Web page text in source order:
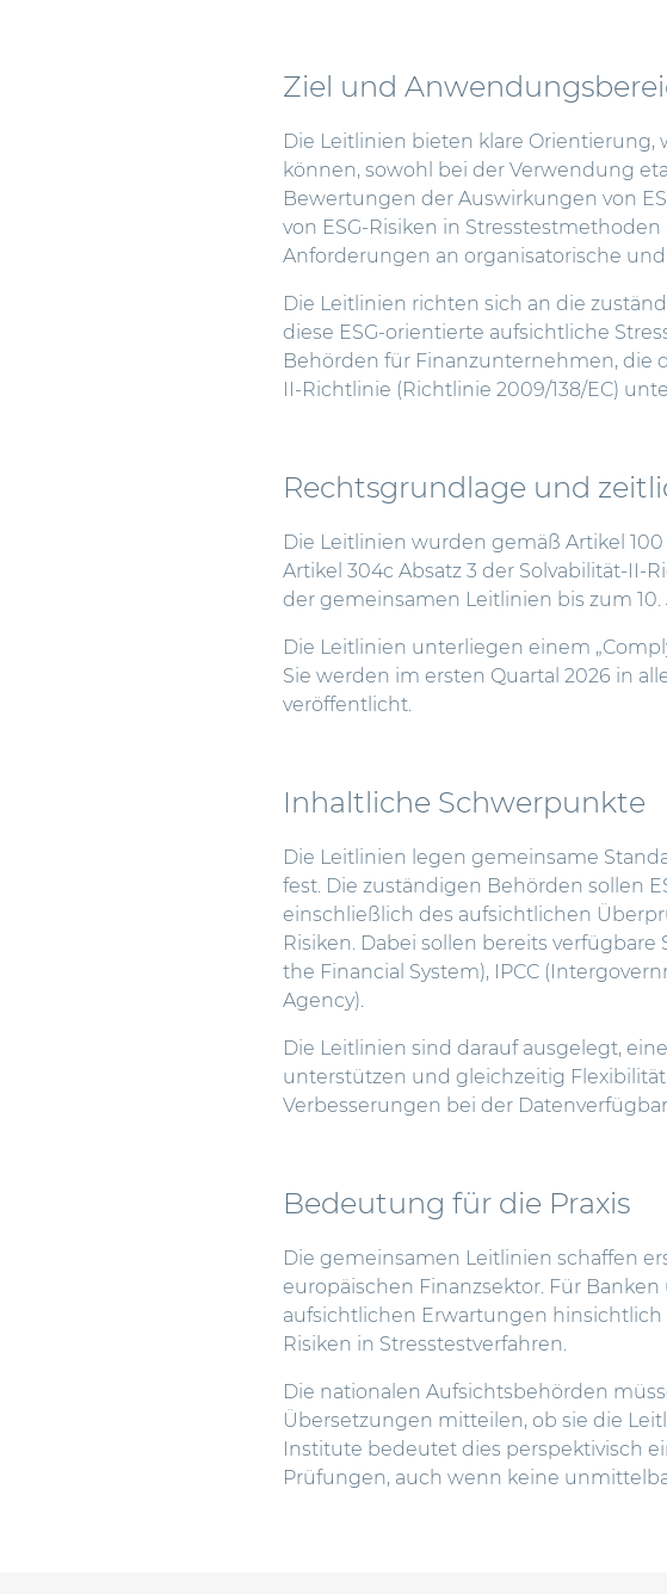
Ziel und
Die Leitlinien bieten klare Orientierung,
können, sowohl bei der Verwendung
Bewertungen der Auswirkungen von
von ESG-Risiken in
Anforderungen an organisatorische
Die Leitlinien richten sich an die
diese ESG-orientierte aufsichtliche
Behörden für Finanzunternehmen, die
II-Richtlinie (Richtlinie 2009/138/EC)
Rechtsgrundlage und
Die Leitlinien wurden gemäß Artikel
Artikel 304c Absatz 3 der Solvabilität-II-
der gemeinsamen Leitlinien bis zum 10.
Die Leitlinien unterliegen einem
Sie werden im ersten Quartal 2026 in
veröffentlicht.
Inhaltliche Schwerpunkte
Die Leitlinien legen gemeinsame
fest. Die zuständigen Behörden sollen
einschließlich des aufsichtlichen
Risiken. Dabei sollen bereits
the Financial System), IPCC
Agency).
Die Leitlinien sind darauf ausgelegt,
unterstützen und gleichzeitig
Verbesserungen bei der
Bedeutung für die Praxis
Die gemeinsamen Leitlinien schaffen
europäischen Finanzsektor. Für
aufsichtlichen Erwartungen hinsichtlich
Risiken in Stresstestverfahren.
Die nationalen Aufsichtsbehörden
Übersetzungen mitteilen, ob sie die
Institute bedeutet dies perspektivisch
Prüfungen, auch wenn keine